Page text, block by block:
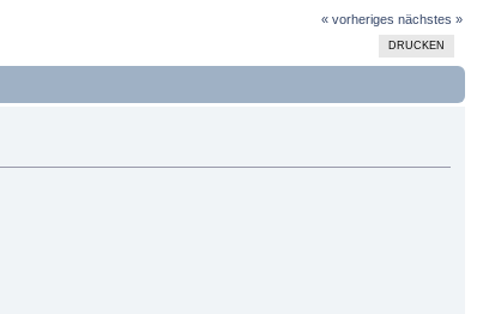
« vorheriges nächstes »
DRUCKEN